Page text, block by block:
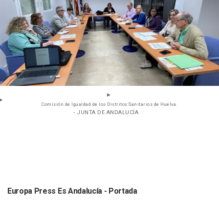
Comisión de Igualdad de los Distritos Sanitarios de Huelva.
- JUNTA DE ANDALUCÍA
Europa Press Es Andalucía - Portada